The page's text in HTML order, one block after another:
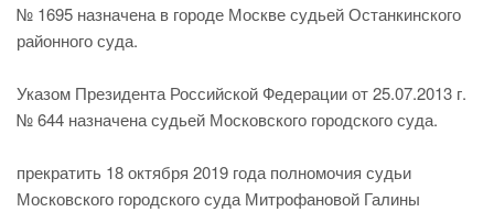
№ 1695 назначена в городе Москве судьей Останкинского
районного суда.
Указом Президента Российской Федерации от 25.07.2013 г.
№ 644 назначена судьей Московского городского суда.
прекратить 18 октября 2019 года полномочия судьи
Московского городского суда Митрофановой Галины